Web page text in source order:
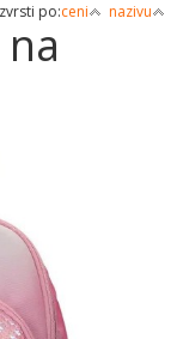
po:ceni nazivu